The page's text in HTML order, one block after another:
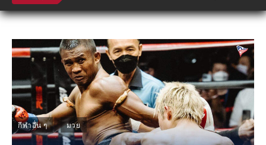
กีฬาอื่น ๆ มวย